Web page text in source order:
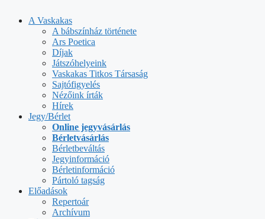
tartalomba
A Vaskakas
A bábszínház története
Ars Poetica
Díjak
Játszóhelyeink
Vaskakas Titkos Társaság
Sajtófigyelés
Nézőink írták
Hírek
Jegy/Bérlet
Online jegyvásárlás
Bérletvásárlás
Bérletbeváltás
Jegyinformáció
Bérletinformáció
Pártoló tagság
Előadások
Repertoár
Archívum